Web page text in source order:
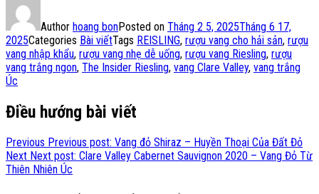
Author hoang bonPosted on Tháng 2 5, 2025Tháng 6 17,
2025Categories Bài viếtTags REISLING, rượu vang cho hải sản, rượu
vang nhập khẩu, rượu vang nhẹ dễ uống, rượu vang Riesling, rượu
vang trắng ngon, The Insider Riesling, vang Clare Valley, vang trắng
Úc
Điều hướng bài viết
Previous Previous post: Vang đỏ Shiraz – Huyền Thoại Của Đất Đỏ
Next Next post: Clare Valley Cabernet Sauvignon 2020 – Vang Đỏ Từ
Thiên Nhiên Úc